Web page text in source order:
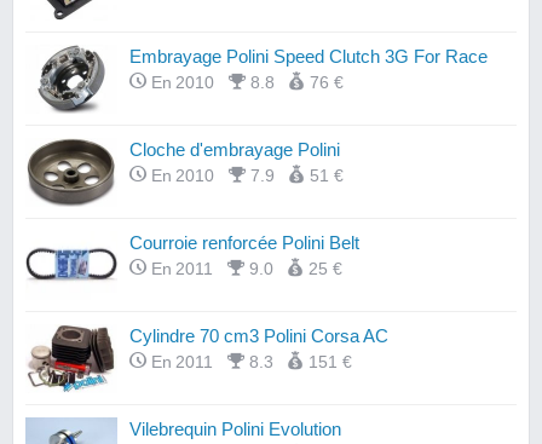
Embrayage Polini Speed Clutch 3G For Race
En 2010 8.8 76 €
Cloche d'embrayage Polini
En 2010 7.9 51 €
Courroie renforcée Polini Belt
En 2011 9.0 25 €
Cylindre 70 cm3 Polini Corsa AC
En 2011 8.3 151 €
Vilebrequin Polini Evolution